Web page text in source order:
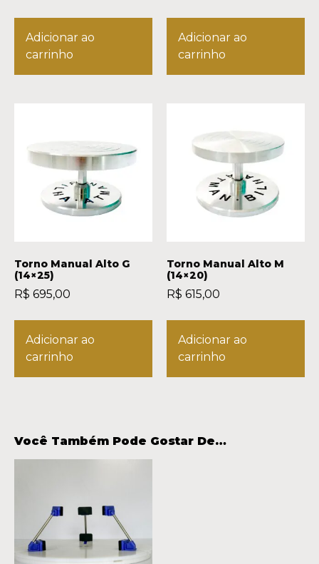
Adicionar ao
carrinho
Adicionar ao
carrinho
Torno Manual Alto G
(14×25)
R$ 695,00
Adicionar ao
carrinho
Torno Manual Alto M
(14×20)
R$ 615,00
Adicionar ao
carrinho
Você Também Pode Gostar De…